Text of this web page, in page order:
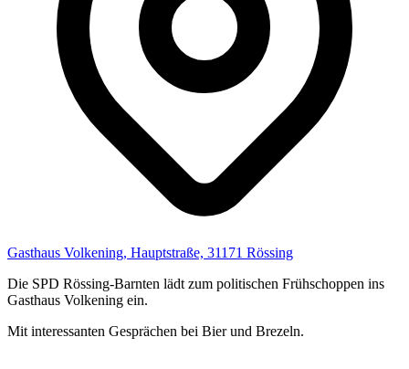
Gasthaus Volkening, Hauptstraße, 31171 Rössing
Die SPD Rössing-Barnten lädt zum politischen Frühschoppen ins
Gasthaus Volkening ein.
Mit interessanten Gesprächen bei Bier und Brezeln.